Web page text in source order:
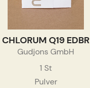
CHLORUM Q19 EDBR
Gudjons GmbH
1 St
Pulver